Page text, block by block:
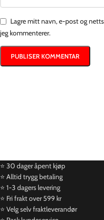
Lagre mitt navn, e-post og
jeg kommenterer.
⭐ 30 dager åpent kjøp
⭐ Alltid trygg betaling
⭐ 1-3 dagers levering
⭐ Fri frakt over 599 kr
⭐ Velg selv fraktleverandør